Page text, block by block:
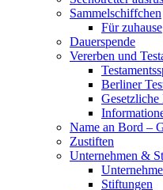
Sammelschiffchen
Für zuhause
Dauerspende
Vererben und
Berliner
Name an Bord –
Zustiften
Unternehmen &
Stiftungen